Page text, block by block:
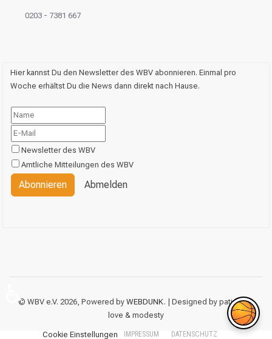
0203 - 7381 667
Hier kannst Du den Newsletter des WBV abonnieren. Einmal pro
Woche erhältst Du die News dann direkt nach Hause.
Newsletter des WBV
Amtliche Mitteilungen des WBV
Abonnieren Abmelden
© WBV e.V. 2026, Powered by WEBDUNK. | Designed by patience,
love & modesty
Cookie Einstellungen IMPRESSUM DATENSCHUTZ